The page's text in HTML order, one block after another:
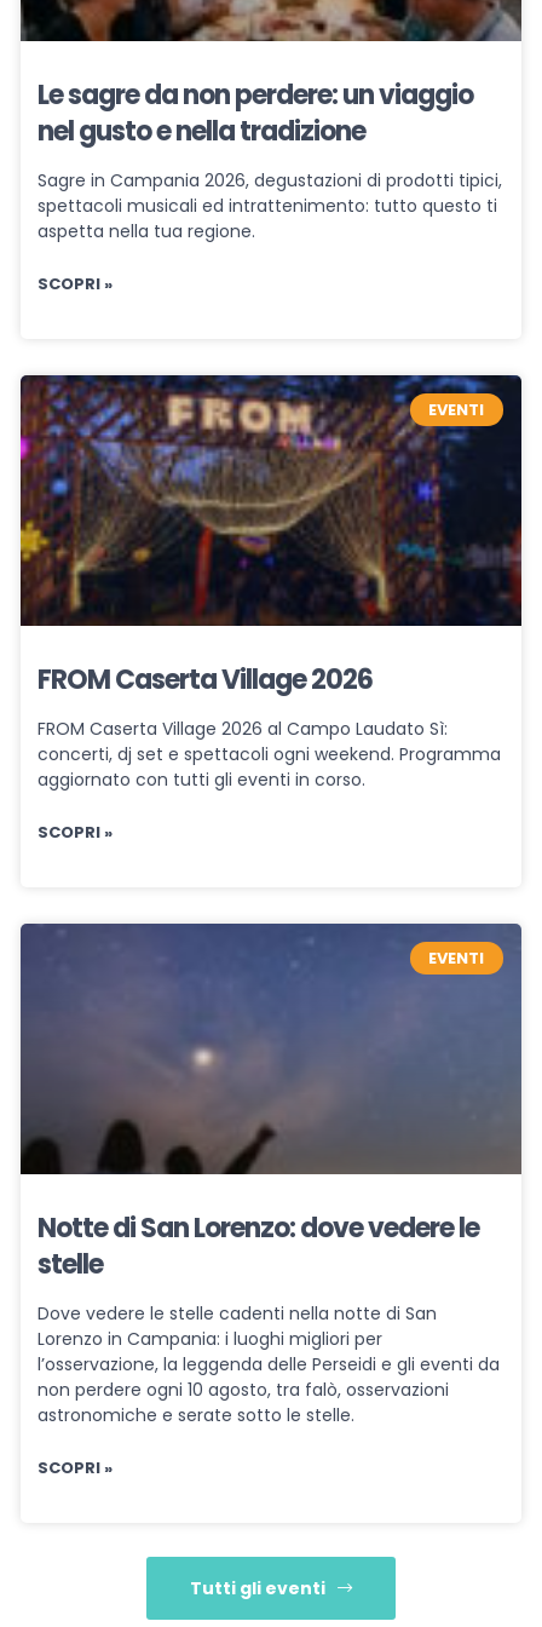
Le sagre da non perdere: un viaggio
nel gusto e nella tradizione
Sagre in Campania 2026, degustazioni di prodotti tipici,
spettacoli musicali ed intrattenimento: tutto questo ti
aspetta nella tua regione.
SCOPRI »
EVENTI
FROM Caserta Village 2026
FROM Caserta Village 2026 al Campo Laudato Sì:
concerti, dj set e spettacoli ogni weekend. Programma
aggiornato con tutti gli eventi in corso.
SCOPRI »
EVENTI
Notte di San Lorenzo: dove vedere le
stelle
Dove vedere le stelle cadenti nella notte di San
Lorenzo in Campania: i luoghi migliori per
l’osservazione, la leggenda delle Perseidi e gli eventi da
non perdere ogni 10 agosto, tra falò, osservazioni
astronomiche e serate sotto le stelle.
SCOPRI »
Tutti gli eventi